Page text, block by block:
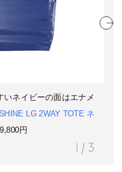
いネイビーの面はエナメ
SHINE LG 2WAY TOTE ネ
円
1 / 3